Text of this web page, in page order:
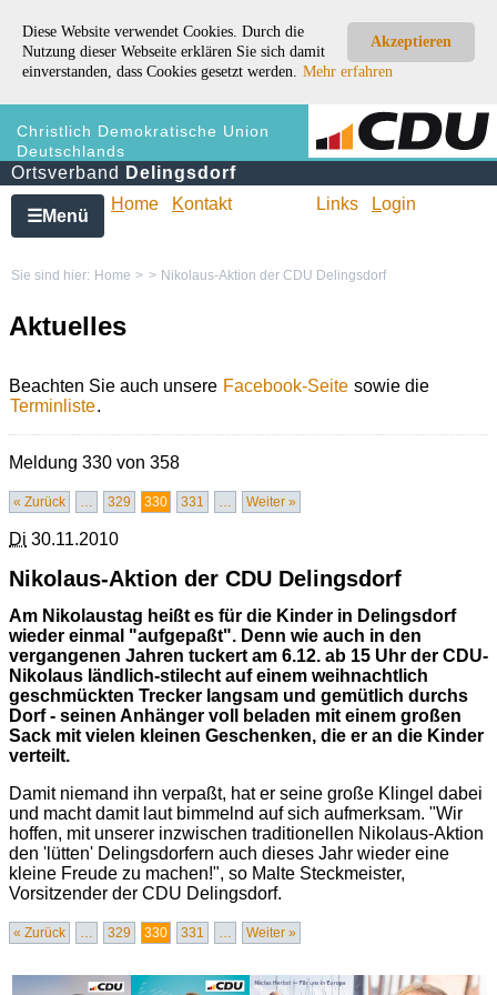
Akzeptieren
Diese Website verwendet Cookies. Durch die
Nutzung dieser Webseite erklären Sie sich damit
einverstanden, dass Cookies gesetzt werden. Mehr erfahren
Christlich Demokratische Union
Deutschlands
Ortsverband Delingsdorf
☰Menü
Home Kontakt Links Login
Sie sind hier: Home > > Nikolaus-Aktion der CDU Delingsdorf
Aktuelles
Beachten Sie auch unsere Facebook-Seite sowie die
Terminliste.
Meldung 330 von 358
« Zurück … 329 330 331 … Weiter »
Di 30.11.2010
Nikolaus-Aktion der CDU Delingsdorf
Am Nikolaustag heißt es für die Kinder in Delingsdorf
wieder einmal "aufgepaßt". Denn wie auch in den
vergangenen Jahren tuckert am 6.12. ab 15 Uhr der CDU-
Nikolaus ländlich-stilecht auf einem weihnachtlich
geschmückten Trecker langsam und gemütlich durchs
Dorf - seinen Anhänger voll beladen mit einem großen
Sack mit vielen kleinen Geschenken, die er an die Kinder
verteilt.
Damit niemand ihn verpaßt, hat er seine große Klingel dabei
und macht damit laut bimmelnd auf sich aufmerksam. "Wir
hoffen, mit unserer inzwischen traditionellen Nikolaus-Aktion
den 'lütten' Delingsdorfern auch dieses Jahr wieder eine
kleine Freude zu machen!", so Malte Steckmeister,
Vorsitzender der CDU Delingsdorf.
« Zurück … 329 330 331 … Weiter »